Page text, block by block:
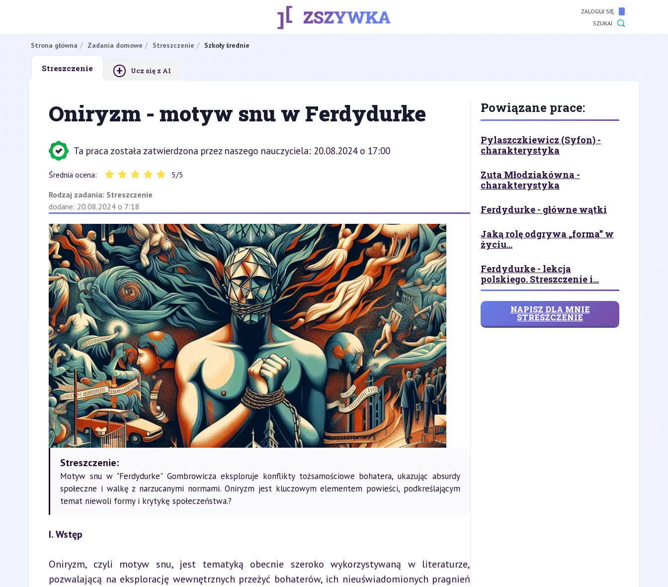
ZALOGUJ SIĘ
SZUKAJ
Strona główna Zadania domowe Streszczenie Szkoły średnie
Streszczenie + Ucz się z AI
Oniryzm - motyw snu w Ferdydurke
Ta praca została zatwierdzona przez naszego nauczyciela: 20.08.2024 o 17:00
Średnia ocena: 5/5
Rodzaj zadania: Streszczenie
dodane: 20.08.2024 o 7:18
Streszczenie:
Motyw snu w "Ferdydurke" Gombrowicza eksploruje konflikty tożsamościowe bohatera, ukazując absurdy
społeczne i walkę z narzucanymi normami. Oniryzm jest kluczowym elementem powieści, podkreślającym
temat niewoli formy i krytykę społeczeństwa.?
I. Wstęp
Oniryzm, czyli motyw snu, jest tematyką obecnie szeroko wykorzystywaną w literaturze,
pozwalającą na eksplorację wewnętrznych przeżyć bohaterów, ich nieuświadomionych pragnień
Powiązane prace:
Pylaszczkiewicz (Syfon) -
charakterystyka
Zuta Młodziakówna -
charakterystyka
Ferdydurke - główne wątki
Jaką rolę odgrywa „forma” w
życiu...
Ferdydurke - lekcja
polskiego. Streszczenie i...
NAPISZ DLA MNIE
STRESZCZENIE